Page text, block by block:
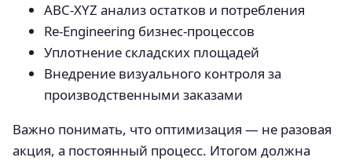
ABC-XYZ анализ остатков и потребления
Re-Engineering бизнес-процессов
Уплотнение складских площадей
Внедрение визуального контроля за
производственными заказами
Важно понимать, что оптимизация — не разовая
акция, а постоянный процесс. Итогом должна